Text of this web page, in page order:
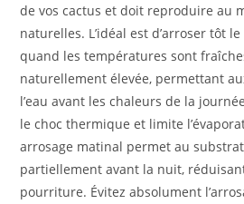
de vos cactus et doit reproduire au
naturelles. L’idéal est d’arroser tôt
quand les températures sont
naturellement élevée, permettant
l’eau avant les chaleurs de la
le choc thermique et limite
arrosage matinal permet au
partiellement avant la nuit,
pourriture. Évitez absolument